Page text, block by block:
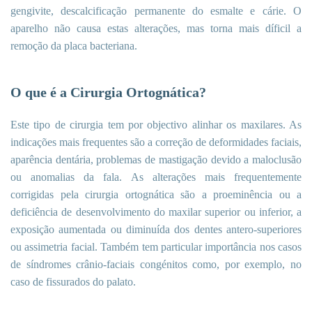
gengivite, descalcificação permanente do esmalte e cárie. O
aparelho não causa estas alterações, mas torna mais díficil a
remoção da placa bacteriana.
O que é a Cirurgia Ortognática?
Este tipo de cirurgia tem por objectivo alinhar os maxilares. As
indicações mais frequentes são a correção de deformidades faciais,
aparência dentária, problemas de mastigação devido a maloclusão
ou anomalias da fala. As alterações mais frequentemente
corrigidas pela cirurgia ortognática são a proeminência ou a
deficiência de desenvolvimento do maxilar superior ou inferior, a
exposição aumentada ou diminuída dos dentes antero-superiores
ou assimetria facial. Também tem particular importância nos casos
de síndromes crânio-faciais congénitos como, por exemplo, no
caso de fissurados do palato.